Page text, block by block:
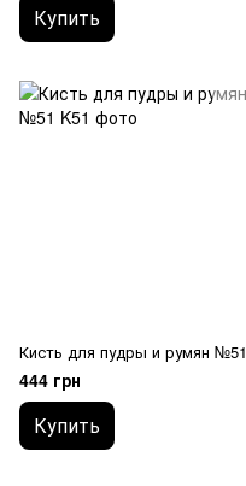
Купить
Кисть для пудры и румян №51
444 грн
Купить